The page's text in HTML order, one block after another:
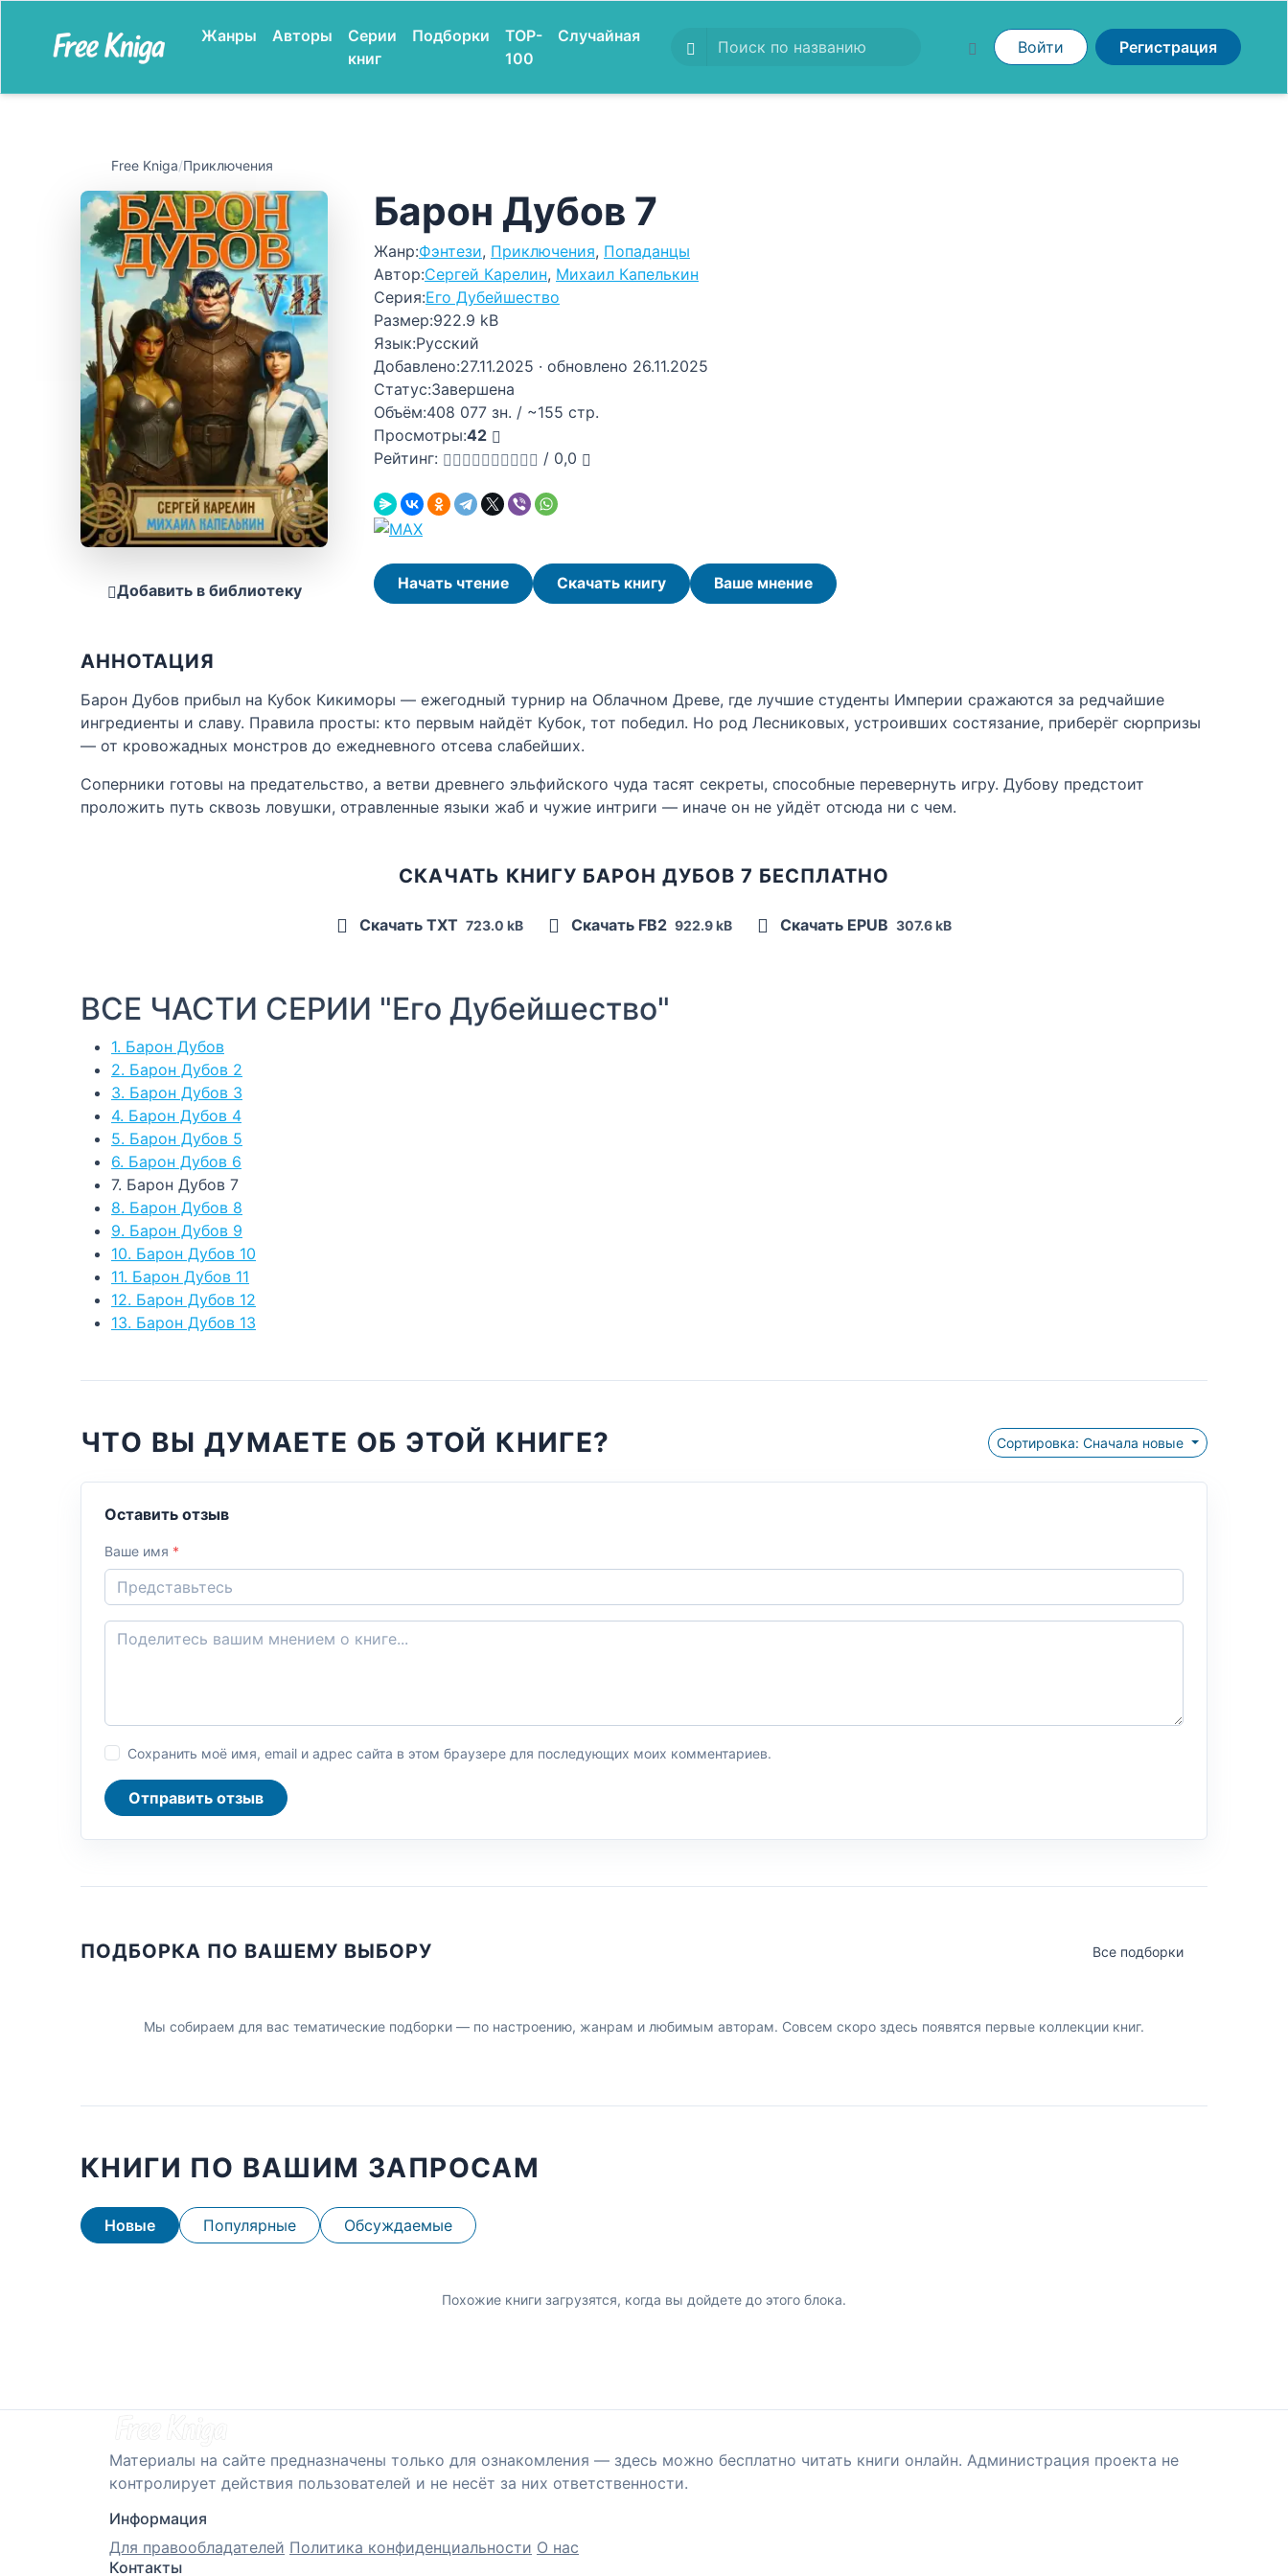
Жанры Авторы
Серии
книг
Подборки
TOP-
100
Случайная
Войти Регистрация
Free Kniga/Приключения
Добавить в библиотеку
Барон Дубов 7
Жанр:Фэнтези, Приключения, Попаданцы
Автор:Сергей Карелин, Михаил Капелькин
Серия:Его Дубейшество
Размер:922.9 kB
Язык:Русский
Добавлено:27.11.2025 · обновлено 26.11.2025
Статус:Завершена
Объём:408 077 зн. / ~155 стр.
Просмотры:42
Рейтинг:
/ 0,0
Начать чтение Скачать книгу Ваше мнение
АННОТАЦИЯ
Барон Дубов прибыл на Кубок Кикиморы — ежегодный турнир на Облачном Древе, где лучшие студенты Империи сражаются за редчайшие
ингредиенты и славу. Правила просты: кто первым найдёт Кубок, тот победил. Но род Лесниковых, устроивших состязание, приберёг сюрпризы
— от кровожадных монстров до ежедневного отсева слабейших.
Соперники готовы на предательство, а ветви древнего эльфийского чуда тасят секреты, способные перевернуть игру. Дубову предстоит
проложить путь сквозь ловушки, отравленные языки жаб и чужие интриги — иначе он не уйдёт отсюда ни с чем.
СКАЧАТЬ КНИГУ БАРОН ДУБОВ 7 БЕСПЛАТНО
Скачать TXT 723.0 kB Скачать FB2 922.9 kB Скачать EPUB 307.6 kB
ВСЕ ЧАСТИ СЕРИИ "Его Дубейшество"
1. Барон Дубов
2. Барон Дубов 2
3. Барон Дубов 3
4. Барон Дубов 4
5. Барон Дубов 5
6. Барон Дубов 6
7. Барон Дубов 7
8. Барон Дубов 8
9. Барон Дубов 9
10. Барон Дубов 10
11. Барон Дубов 11
12. Барон Дубов 12
13. Барон Дубов 13
ЧТО ВЫ ДУМАЕТЕ ОБ ЭТОЙ КНИГЕ? Сортировка: Сначала новые
Оставить отзыв
Ваше имя *
Сохранить моё имя, email и адрес сайта в этом браузере для последующих моих комментариев.
Отправить отзыв
ПОДБОРКА ПО ВАШЕМУ ВЫБОРУ Все подборки
Мы собираем для вас тематические подборки — по настроению, жанрам и любимым авторам. Совсем скоро здесь появятся первые коллекции книг.
КНИГИ ПО ВАШИМ ЗАПРОСАМ
Новые Популярные Обсуждаемые
Похожие книги загрузятся, когда вы дойдете до этого блока.
Материалы на сайте предназначены только для ознакомления — здесь можно бесплатно читать книги онлайн. Администрация проекта не
контролирует действия пользователей и не несёт за них ответственности.
Информация
Для правообладателей Политика конфиденциальности О нас
Контакты